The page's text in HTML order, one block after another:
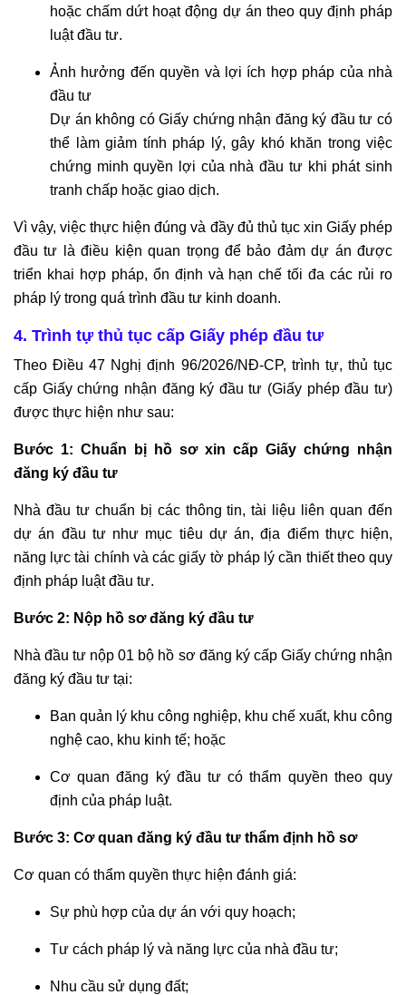
ĐỘNG
HIỂM
LUẬT
GIẢI
QUYẾT
TRANH
CHẤP
LAO
ĐỘNG
TƯ
VẤN
PHÁP
LAO
ĐỘNG
HÔN
NHÂN
-
GIA
ĐÌNH
TƯ
VẤN
PHƯƠNG
VẤN
TÌNH
HÔN
VẤN
hoặc chấm dứt hoạt động dự án theo quy định pháp
luật đầu tư.
Ảnh hưởng đến quyền và lợi ích hợp pháp của nhà
đầu tư
Dự án không có Giấy chứng nhận đăng ký đầu tư có
thể làm giảm tính pháp lý, gây khó khăn trong việc
chứng minh quyền lợi của nhà đầu tư khi phát sinh
tranh chấp hoặc giao dịch.
Vì vậy, việc thực hiện đúng và đầy đủ thủ tục xin Giấy phép
đầu tư là điều kiện quan trọng để bảo đảm dự án được
triển khai hợp pháp, ổn định và hạn chế tối đa các rủi ro
pháp lý trong quá trình đầu tư kinh doanh.
4. Trình tự thủ tục cấp Giấy phép đầu tư
Theo Điều 47 Nghị định 96/2026/NĐ-CP, trình tự, thủ tục
cấp Giấy chứng nhận đăng ký đầu tư (Giấy phép đầu tư)
được thực hiện như sau:
Bước 1: Chuẩn bị hồ sơ xin cấp Giấy chứng nhận
đăng ký đầu tư
Nhà đầu tư chuẩn bị các thông tin, tài liệu liên quan đến
dự án đầu tư như mục tiêu dự án, địa điểm thực hiện,
năng lực tài chính và các giấy tờ pháp lý cần thiết theo quy
định pháp luật đầu tư.
Bước 2: Nộp hồ sơ đăng ký đầu tư
Nhà đầu tư nộp 01 bộ hồ sơ đăng ký cấp Giấy chứng nhận
đăng ký đầu tư tại:
Ban quản lý khu công nghiệp, khu chế xuất, khu công
nghệ cao, khu kinh tế; hoặc
Cơ quan đăng ký đầu tư có thẩm quyền theo quy
định của pháp luật.
Bước 3: Cơ quan đăng ký đầu tư thẩm định hồ sơ
Cơ quan có thẩm quyền thực hiện đánh giá:
Sự phù hợp của dự án với quy hoạch;
Tư cách pháp lý và năng lực của nhà đầu tư;
Nhu cầu sử dụng đất;